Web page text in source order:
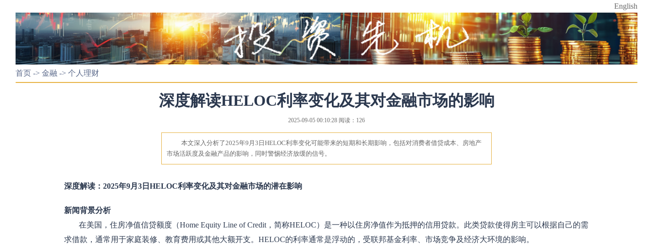
English
首页 -> 金融 -> 个人理财
深度解读HELOC利率变化及其对金融市场的影响
2025-09-05 00:10:28 阅读：126
本文深入分析了2025年9月3日HELOC利率变化可能带来的短期和长期影响，包括对消费者借贷成本、房地产
市场活跃度及金融产品的影响，同时警惕经济放缓的信号。
深度解读：2025年9月3日HELOC利率变化及其对金融市场的潜在影响
新闻背景分析
在美国，住房净值信贷额度（Home Equity Line of Credit，简称HELOC）是一种以住房净值作为抵押的信用贷款。此类贷款使得房主可以根据自己的需
求借款，通常用于家庭装修、教育费用或其他大额开支。HELOC的利率通常是浮动的，受联邦基金利率、市场竞争及经济大环境的影响。